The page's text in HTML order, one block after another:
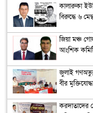
কালারুকা
বিরুদ্ধে ৬
জিয়া মঞ্চ
আংশিক
জুলাই
বীর
করদাতাদের